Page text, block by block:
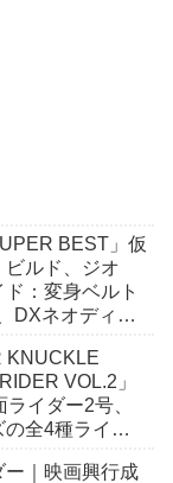
BEST」仮
ルド、ジオ
：変身ベルト
DXネオディケ
KNUCKLE
VOL.2」
イダー2号、
全4種ライン
ー｜映画興行成